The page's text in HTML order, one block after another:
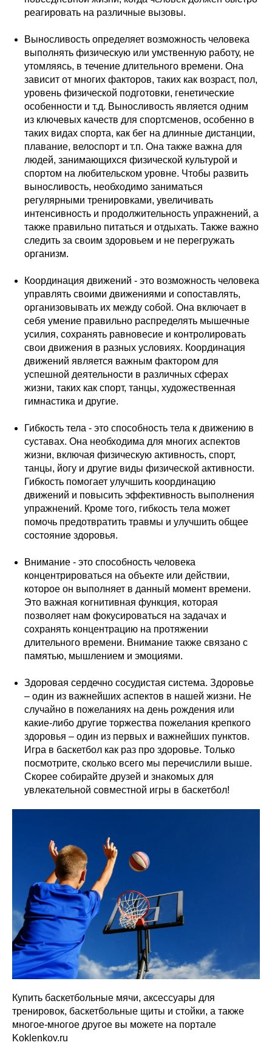
реагировать на различные вызовы.
Выносливость определяет возможность человека
выполнять физическую или умственную работу, не
утомляясь, в течение длительного времени. Она
зависит от многих факторов, таких как возраст, пол,
уровень физической подготовки, генетические
особенности и т.д. Выносливость является одним
из ключевых качеств для спортсменов, особенно в
таких видах спорта, как бег на длинные дистанции,
плавание, велоспорт и т.п. Она также важна для
людей, занимающихся физической культурой и
спортом на любительском уровне. Чтобы развить
выносливость, необходимо заниматься
регулярными тренировками, увеличивать
интенсивность и продолжительность упражнений, а
также правильно питаться и отдыхать. Также важно
следить за своим здоровьем и не перегружать
организм.
Координация движений - это возможность человека
управлять своими движениями и сопоставлять,
организовывать их между собой. Она включает в
себя умение правильно распределять мышечные
усилия, сохранять равновесие и контролировать
свои движения в разных условиях. Координация
движений является важным фактором для
успешной деятельности в различных сферах
жизни, таких как спорт, танцы, художественная
гимнастика и другие.
Гибкость тела - это способность тела к движению в
суставах. Она необходима для многих аспектов
жизни, включая физическую активность, спорт,
танцы, йогу и другие виды физической активности.
Гибкость помогает улучшить координацию
движений и повысить эффективность выполнения
упражнений. Кроме того, гибкость тела может
помочь предотвратить травмы и улучшить общее
состояние здоровья.
Внимание - это способность человека
концентрироваться на объекте или действии,
которое он выполняет в данный момент времени.
Это важная когнитивная функция, которая
позволяет нам фокусироваться на задачах и
сохранять концентрацию на протяжении
длительного времени. Внимание также связано с
памятью, мышлением и эмоциями.
Здоровая сердечно сосудистая система. Здоровье
– один из важнейших аспектов в нашей жизни. Не
случайно в пожеланиях на день рождения или
какие-либо другие торжества пожелания крепкого
здоровья – один из первых и важнейших пунктов.
Игра в баскетбол как раз про здоровье. Только
посмотрите, сколько всего мы перечислили выше.
Скорее собирайте друзей и знакомых для
увлекательной совместной игры в баскетбол!
Купить баскетбольные мячи, аксессуары для
тренировок, баскетбольные щиты и стойки, а также
многое-многое другое вы можете на портале
Koklenkov.ru